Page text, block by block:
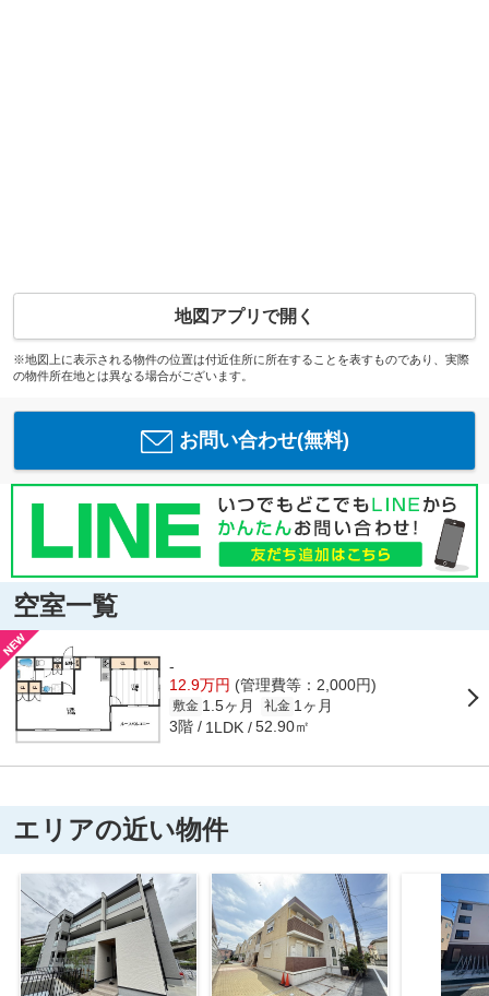
地図アプリで開く
※地図上に表示される物件の位置は付近住所に所在することを表すものであり、実際
の物件所在地とは異なる場合がございます。
お問い合わせ(無料)
空室一覧
-
12.9万円 (管理費等：2,000円)
敷金 1.5ヶ月 礼金 1ヶ月
3階 1LDK 52.90㎡
エリアの近い物件